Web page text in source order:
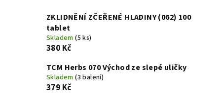
ZKLIDNĚNÍ ZČEŘENÉ HLADINY (062) 100
tablet
Skladem(5 ks)
380 Kč
TCM Herbs 070 Východ ze slepé uličky
Skladem(3 balení)
379 Kč